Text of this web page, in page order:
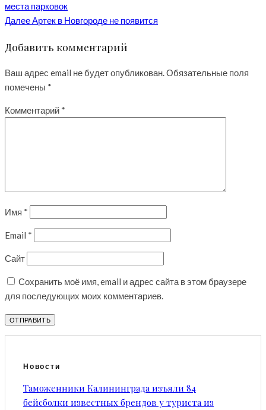
места парковок
ДалееАртек в Новгороде не появится
Добавить комментарий
Ваш адрес email не будет опубликован.Обязательные поля
помечены *
Комментарий *
Имя *
Email *
Сайт
Сохранить моё имя, email и адрес сайта в этом браузере
для последующих моих комментариев.
Новости
Таможенники Калининграда изъяли 84
бейсболки известных брендов у туриста из